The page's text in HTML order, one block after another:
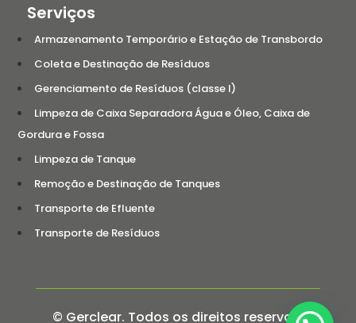
Serviços
Armazenamento Temporário e Estação de Transbordo
Coleta e Destinação de Resíduos
Gerenciamento de Resíduos (classe I)
Limpeza de Caixa Separadora Água e Óleo, Caixa de
Gordura e Fossa
Limpeza de Tanque
Remoção e Destinação de Tanques
Transporte de Efluente
Transporte de Resíduos
© Gerclear. Todos os direitos reservados.